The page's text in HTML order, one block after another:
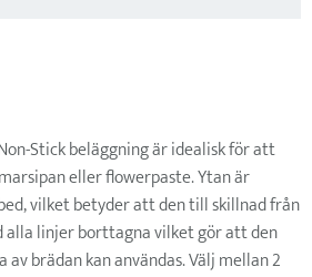
Stick beläggning är idealisk för att
eller flowerpaste. Ytan är
vilket betyder att den till skillnad från
alla linjer borttagna vilket gör att den
brädan kan användas. Välj mellan 2